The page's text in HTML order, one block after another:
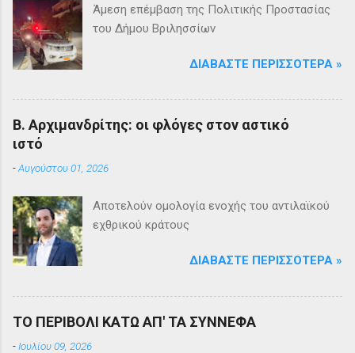
Άμεση επέμβαση της Πολιτικής Προστασίας
του Δήμου Βριλησσίων
ΔΙΑΒΆΣΤΕ ΠΕΡΙΣΣΌΤΕΡΑ »
Β. Αρχιμανδρίτης: οι φλόγες στον αστικό
ιστό
-Αυγούστου 01, 2026
Αποτελούν ομολογία ενοχής του αντιλαϊκού
εχθρικού κράτους
ΔΙΑΒΆΣΤΕ ΠΕΡΙΣΣΌΤΕΡΑ »
ΤΟ ΠΕΡΙΒΟΛΙ ΚΑΤΩ ΑΠ' ΤΑ ΣΥΝΝΕΦΑ
- Ιουλίου 09, 2026